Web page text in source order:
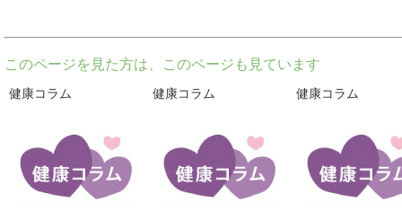
このページを見た方は、このページも見ています
健康コラム 健康コラム 健康コラム